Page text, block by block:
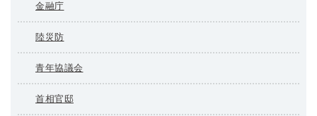
金融庁
陸災防
青年協議会
首相官邸